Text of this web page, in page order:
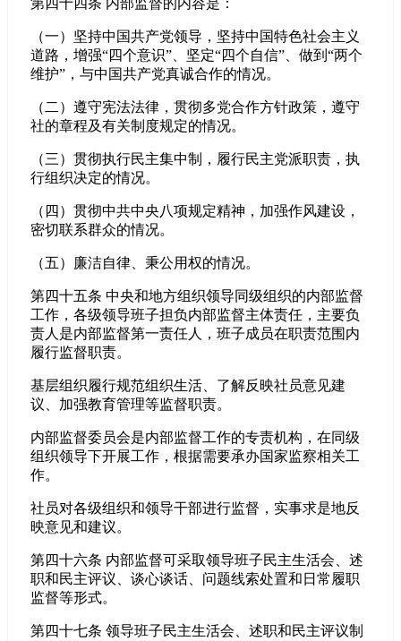
第四十四条 内部监督的内容是：
（一）坚持中国共产党领导，坚持中国特色社会主义
道路，增强“四个意识”、坚定“四个自信”、做到“两个
维护”，与中国共产党真诚合作的情况。
（二）遵守宪法法律，贯彻多党合作方针政策，遵守
社的章程及有关制度规定的情况。
（三）贯彻执行民主集中制，履行民主党派职责，执
行组织决定的情况。
（四）贯彻中共中央八项规定精神，加强作风建设，
密切联系群众的情况。
（五）廉洁自律、秉公用权的情况。
第四十五条 中央和地方组织领导同级组织的内部监督
工作，各级领导班子担负内部监督主体责任，主要负
责人是内部监督第一责任人，班子成员在职责范围内
履行监督职责。
基层组织履行规范组织生活、了解反映社员意见建
议、加强教育管理等监督职责。
内部监督委员会是内部监督工作的专责机构，在同级
组织领导下开展工作，根据需要承办国家监察相关工
作。
社员对各级组织和领导干部进行监督，实事求是地反
映意见和建议。
第四十六条 内部监督可采取领导班子民主生活会、述
职和民主评议、谈心谈话、问题线索处置和日常履职
监督等形式。
第四十七条 领导班子民主生活会、述职和民主评议制